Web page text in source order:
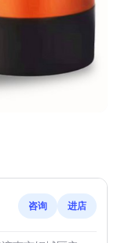
咨询 进店